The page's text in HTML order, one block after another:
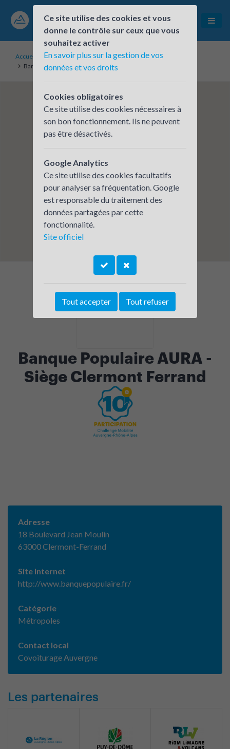
Accueil
Établissements inscrits
Banque Populaire AURA - Siège Clermont Ferrand
Banque Populaire AURA -
Siège Clermont Ferrand
Adresse
18 Boulevard Jean Moulin
63000 Clermont-Ferrand
Site Internet
http://www.banquepopulaire.fr/
Catégorie
Métropoles
Contact local
Covoiturage Auvergne
Les partenaires
Ce site utilise des cookies et vous
donne le contrôle sur ceux que vous
souhaitez activer
En savoir plus sur la gestion de vos
données et vos droits
Cookies obligatoires
Ce site utilise des cookies nécessaires à
son bon fonctionnement. Ils ne peuvent
pas être désactivés.
Google Analytics
Ce site utilise des cookies facultatifs
pour analyser sa fréquentation. Google
est responsable du traitement des
données partagées par cette
fonctionnalité.
Site officiel
Tout accepter Tout refuser